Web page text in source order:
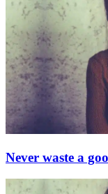
Never waste a